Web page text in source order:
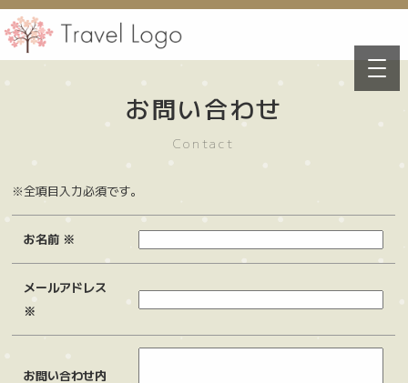
お問い合わせ
Contact
※全項目入力必須です。
お名前 ※
メールアドレス
※
お問い合わせ内